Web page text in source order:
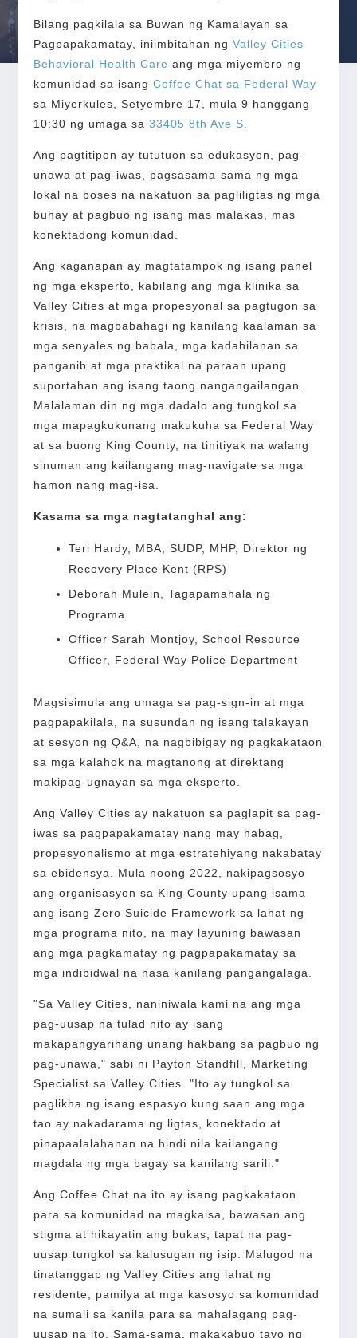
Bilang pagkilala sa Buwan ng Kamalayan sa
Pagpapakamatay, iniimbitahan ngValley Cities
Behavioral Health Care ang mga miyembro ng
komunidad sa isangCoffee Chat sa Federal Way
sa Miyerkules, Setyembre 17, mula 9 hanggang
10:30 ng umaga sa33405 8th Ave S.
Ang pagtitipon ay tututuon sa edukasyon, pag-
unawa at pag-iwas, pagsasama-sama ng mga
lokal na boses na nakatuon sa pagliligtas ng mga
buhay at pagbuo ng isang mas malakas, mas
konektadong komunidad.
Ang kaganapan ay magtatampok ng isang panel
ng mga eksperto, kabilang ang mga klinika sa
Valley Cities at mga propesyonal sa pagtugon sa
krisis, na magbabahagi ng kanilang kaalaman sa
mga senyales ng babala, mga kadahilanan sa
panganib at mga praktikal na paraan upang
suportahan ang isang taong nangangailangan.
Malalaman din ng mga dadalo ang tungkol sa
mga mapagkukunang makukuha sa Federal Way
at sa buong King County, na tinitiyak na walang
sinuman ang kailangang mag-navigate sa mga
hamon nang mag-isa.
Kasama sa mga nagtatanghal ang:
Teri Hardy, MBA, SUDP, MHP, Direktor ng
Recovery Place Kent (RPS)
Deborah Mulein, Tagapamahala ng
Programa
Officer Sarah Montjoy, School Resource
Officer, Federal Way Police Department
Magsisimula ang umaga sa pag-sign-in at mga
pagpapakilala, na susundan ng isang talakayan
at sesyon ng Q&A, na nagbibigay ng pagkakataon
sa mga kalahok na magtanong at direktang
makipag-ugnayan sa mga eksperto.
Ang Valley Cities ay nakatuon sa paglapit sa pag-
iwas sa pagpapakamatay nang may habag,
propesyonalismo at mga estratehiyang nakabatay
sa ebidensya. Mula noong 2022, nakipagsosyo
ang organisasyon sa King County upang isama
ang isang Zero Suicide Framework sa lahat ng
mga programa nito, na may layuning bawasan
ang mga pagkamatay ng pagpapakamatay sa
mga indibidwal na nasa kanilang pangangalaga.
"Sa Valley Cities, naniniwala kami na ang mga
pag-uusap na tulad nito ay isang
makapangyarihang unang hakbang sa pagbuo ng
pag-unawa," sabi ni Payton Standfill, Marketing
Specialist sa Valley Cities. "Ito ay tungkol sa
paglikha ng isang espasyo kung saan ang mga
tao ay nakadarama ng ligtas, konektado at
pinapaalalahanan na hindi nila kailangang
magdala ng mga bagay sa kanilang sarili."
Ang Coffee Chat na ito ay isang pagkakataon
para sa komunidad na magkaisa, bawasan ang
stigma at hikayatin ang bukas, tapat na pag-
uusap tungkol sa kalusugan ng isip. Malugod na
tinatanggap ng Valley Cities ang lahat ng
residente, pamilya at mga kasosyo sa komunidad
na sumali sa kanila para sa mahalagang pag-
uusap na ito. Sama-sama, makakabuo tayo ng